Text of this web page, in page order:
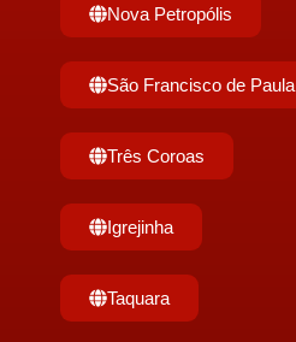
Nova Petropólis
São Francisco de Paula
Três Coroas
Igrejinha
Taquara